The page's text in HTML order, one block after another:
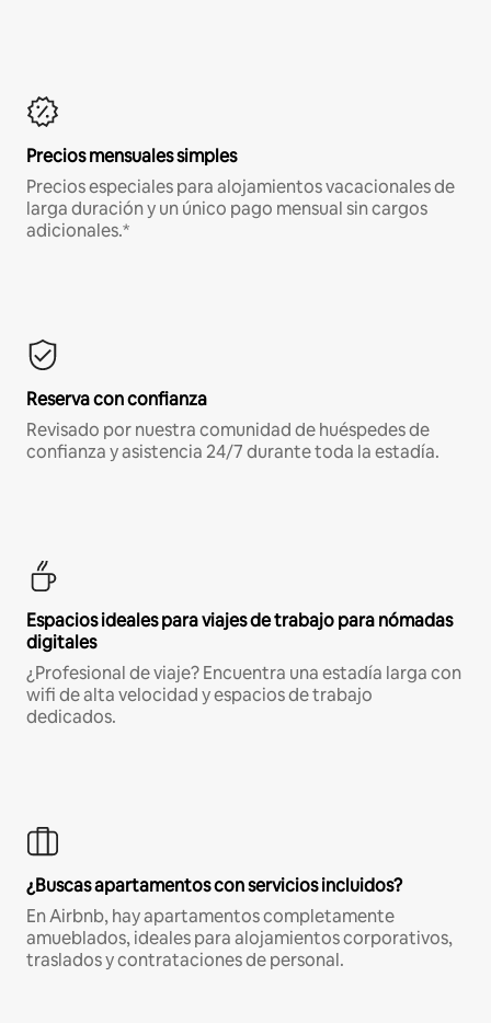
Precios mensuales simples
Precios especiales para alojamientos vacacionales de
larga duración y un único pago mensual sin cargos
adicionales.*
Reserva con confianza
Revisado por nuestra comunidad de huéspedes de
confianza y asistencia 24/7 durante toda la estadía.
Espacios ideales para viajes de trabajo para nómadas
digitales
¿Profesional de viaje? Encuentra una estadía larga con
wifi de alta velocidad y espacios de trabajo
dedicados.
¿Buscas apartamentos con servicios incluidos?
En Airbnb, hay apartamentos completamente
amueblados, ideales para alojamientos corporativos,
traslados y contrataciones de personal.